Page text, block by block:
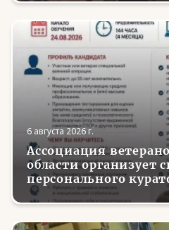
6 августа 2026 г.
Ассоциация
области организует
персонального
трудоустройства и
вернувшихся с